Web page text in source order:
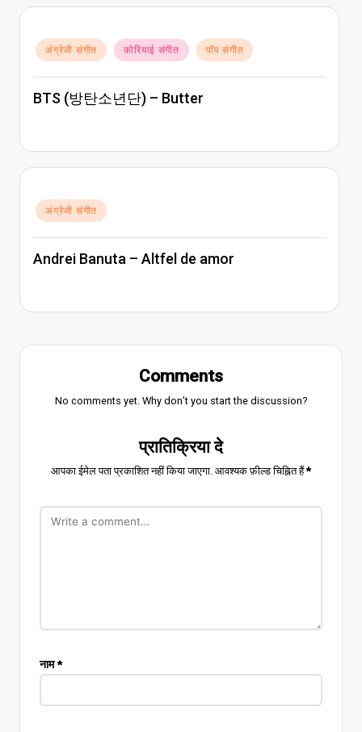
Posted
in
अंग्रेजी संगीत कोरियाई संगीत पॉप संगीत
BTS (방탄소년단) – Butter
Posted
in
अंग्रेजी संगीत
Andrei Banuta – Altfel de amor
Comments
No comments yet. Why don’t you start the discussion?
प्रातिक्रिया दे
आपका ईमेल पता प्रकाशित नहीं किया जाएगा. आवश्यक फ़ील्ड चिह्नित हैं*
नाम*